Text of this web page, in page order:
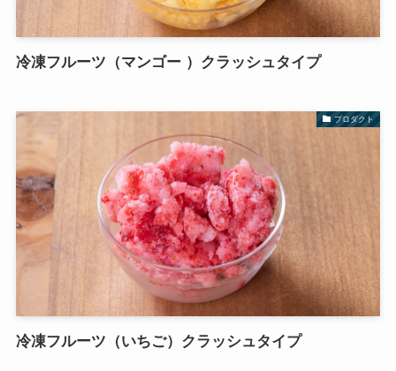
冷凍フルーツ（マンゴー ）クラッシュタイプ
プロダクト
冷凍フルーツ（いちご）クラッシュタイプ